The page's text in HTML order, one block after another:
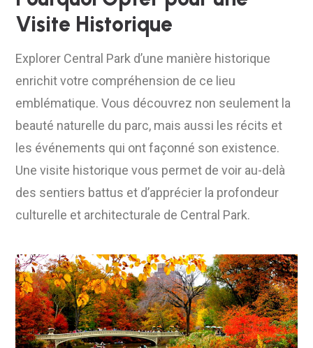
Visite Historique
Explorer Central Park d’une manière historique
enrichit votre compréhension de ce lieu
emblématique. Vous découvrez non seulement la
beauté naturelle du parc, mais aussi les récits et
les événements qui ont façonné son existence.
Une visite historique vous permet de voir au-delà
des sentiers battus et d’apprécier la profondeur
culturelle et architecturale de Central Park.